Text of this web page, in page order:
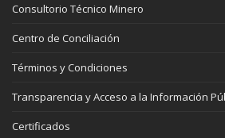
Consultorio Técnico Minero
Centro de Conciliación
Términos y Condiciones
Transparencia y Acceso a la Información
Certificados